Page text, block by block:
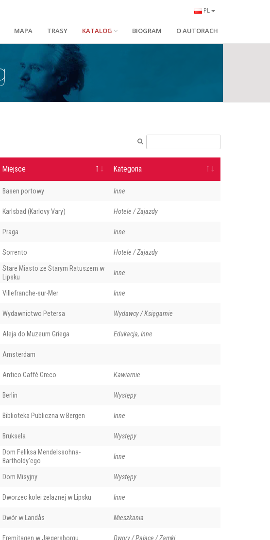
PL
MAPA TRASY KATALOG BIOGRAM O AUTORACH
Miejsce Kategoria
Basen portowy Inne
Karlsbad (Karlovy Vary) Hotele / Zajazdy
Praga Inne
Sorrento Hotele / Zajazdy
Stare Miasto ze Starym Ratuszem w
Lipsku
Inne
Villefranche-sur-Mer Inne
Wydawnictwo Petersa Wydawcy / Księgarnie
Aleja do Muzeum Griega Edukacja, Inne
Amsterdam
Antico Caffè Greco Kawiarnie
Berlin Występy
Biblioteka Publiczna w Bergen Inne
Bruksela Występy
Dom Feliksa Mendelssohna-
Bartholdy'ego
Inne
Dom Misyjny Występy
Dworzec kolei żelaznej w Lipsku Inne
Dwór w Landås Mieszkania
Eremitagen w Jægersborgu Dwory / Pałace / Zamki